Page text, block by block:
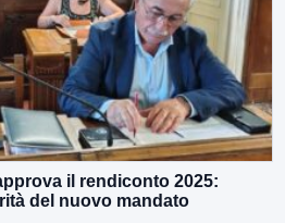
il rendiconto 2025:
del nuovo mandato